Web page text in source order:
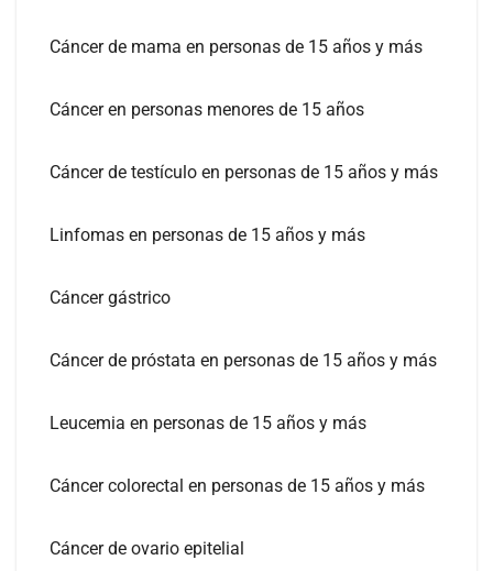
Cáncer de mama en personas de 15 años y más
Cáncer en personas menores de 15 años
Cáncer de testículo en personas de 15 años y más
Linfomas en personas de 15 años y más
Cáncer gástrico
Cáncer de próstata en personas de 15 años y más
Leucemia en personas de 15 años y más
Cáncer colorectal en personas de 15 años y más
Cáncer de ovario epitelial